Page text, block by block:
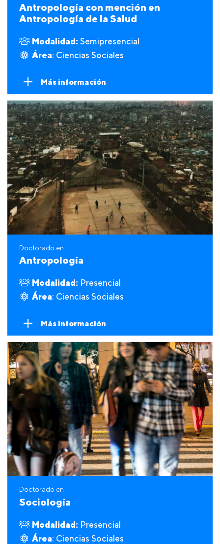
Antropología con mención en
Antropología de la Salud
Modalidad: Semipresencial
Área: Ciencias Sociales
Más información
Doctorado en
Antropología
Modalidad: Presencial
Área: Ciencias Sociales
Más información
Doctorado en
Sociología
Modalidad: Presencial
Área: Ciencias Sociales